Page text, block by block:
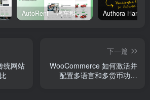
Elementor 模板套件 AutoRent – 汽车租赁服务 Elementor 模板套件
统网站
下一篇
WooCommerce 如何激活并
配置多语言和多货币功能